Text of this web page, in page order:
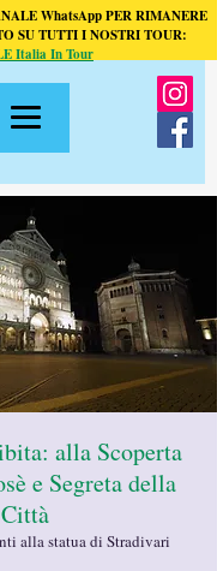
WhatsApp PER RIMANERE
SU TUTTI I NOSTRI TOUR:
Italia In Tour
alla Scoperta
e Segreta della
Città
alla statua di Stradivari